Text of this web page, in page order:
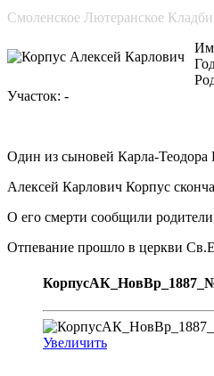
Смоленское Лютеранское
Участок: -
Один из сыновей Карла-Теодора
Алексей Карлович Корпус
О его смерти сообщили
Отпевание прошло в церкви
Увеличить